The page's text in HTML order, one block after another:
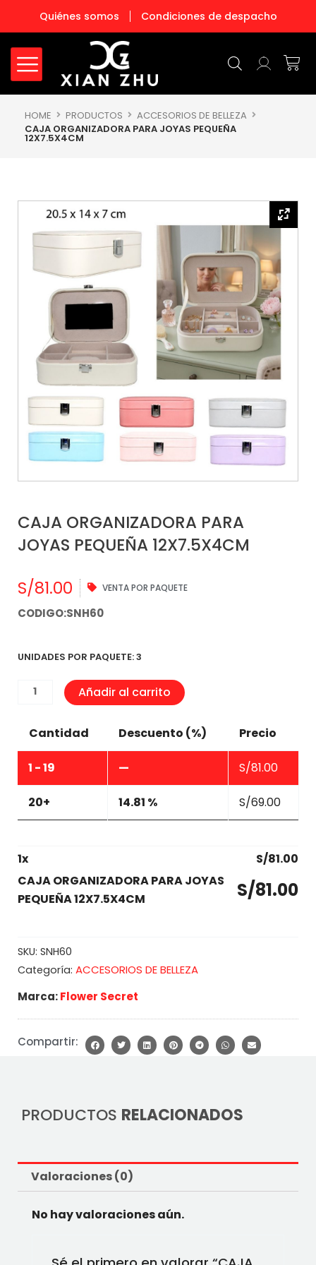
contenido
Quiénes somos Condiciones de despacho
HOME PRODUCTOS
ACCESORIOS DE BELLEZA
CAJA ORGANIZADORA PARA JOYAS PEQUEÑA
12X7.5X4CM
CAJA ORGANIZADORA PARA
JOYAS PEQUEÑA 12X7.5X4CM
S/81.00 VENTA POR PAQUETE
CODIGO:SNH60
UNIDADES POR PAQUETE: 3
CAJA
ORGANIZADORA
PEQUEÑA
cantidad
Añadir al carrito
Cantidad Descuento (%) Precio
1 - 19 — S/81.00
20+ 14.81 % S/69.00
1x S/81.00
CAJA ORGANIZADORA PARA JOYAS
PEQUEÑA 12X7.5X4CM
S/81.00
SKU: SNH60
Categoría: ACCESORIOS DE BELLEZA
Marca:Flower Secret
Compartir:
PRODUCTOS RELACIONADOS
Valoraciones (0)
No hay valoraciones aún.